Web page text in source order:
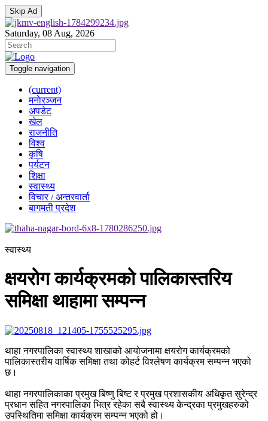
Skip Ad
Saturday, 08 Aug, 2026
Toggle navigation
(current)
मनाेरञ्जन
अपडेट
खेल
राजनीति
विश्व
कृषि
पर्यटन
शिक्षा
स्वास्थ्य
विचार / अन्तरवार्ता
बागमती प्रदेश
स्वास्थ्य
क्षयरोग कार्यक्रमको पालिकास्तरिय
समिक्षा थाहामा सम्पन्न
थाहा नगरपालिका स्वास्थ्य शाखाको आयोजनामा क्षयरोग कार्यक्रमको
पालिकास्तरीय वार्षिक समिक्षा तथा कोहर्ट विश्लेषण कार्यक्रम सम्पन्न भएको
छ।
थाहा नगरपालिकाका प्रमुख बिष्णु बिष्ट र प्रमुख प्रशासकीय अधिकृत सुरेन्द्र
प्रधान सहित नगरपालिका भित्र रहेका सबै स्वास्थ्य केन्द्रका प्रमुखहरुको
उपस्थितिमा समिक्षा कार्यक्रम सम्पन्न भएको हो।